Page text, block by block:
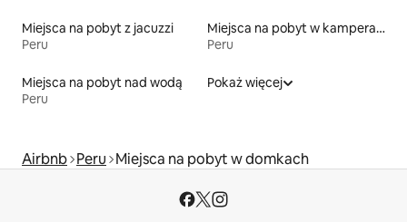
Miejsca na pobyt z jacuzzi
Peru
Miejsca na pobyt w kamperach
Peru
Miejsca na pobyt nad wodą
Peru
Pokaż więcej
Airbnb Peru Miejsca na pobyt w domkach